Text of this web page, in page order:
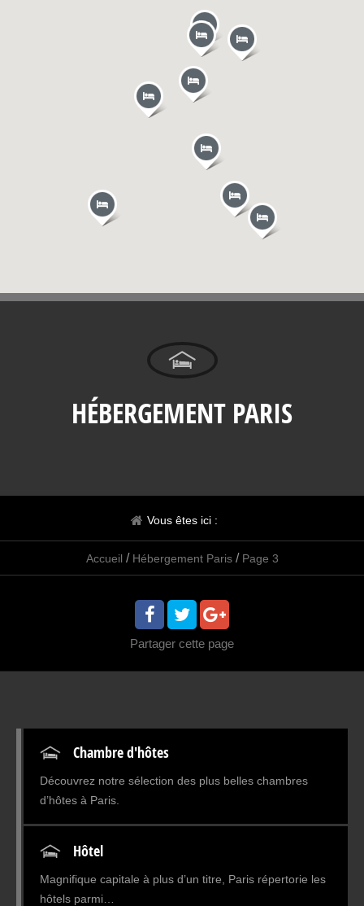
HÉBERGEMENT PARIS
Vous êtes ici :
Accueil / Hébergement Paris / Page 3
Partager cette page
Chambre d'hôtes
Découvrez notre sélection des plus belles chambres
d’hôtes à Paris.
Hôtel
Magnifique capitale à plus d’un titre, Paris répertorie les
hôtels parmi…